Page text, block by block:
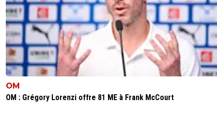
OM
OM : Grégory Lorenzi offre 81 ME à Frank McCourt